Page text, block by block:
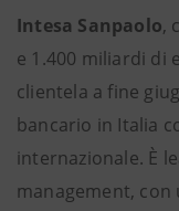
Intesa Sanpaolo,
e 1.400 miliardi di
clientela a fine
bancario in Italia
internazionale. È
management,